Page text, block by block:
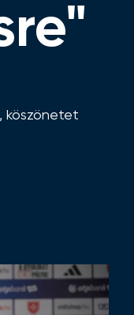
köszönetet